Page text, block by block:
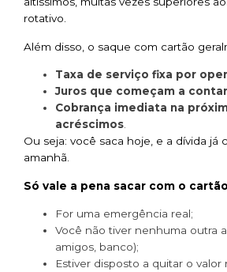
rotativo.
Além disso, o saque com cartão
Taxa de serviço fixa por
Juros que começam a
Cobrança imediata na
acréscimos
Ou seja: você saca hoje, e a dívida já
amanhã.
Só vale a pena sacar com o
For uma emergência real;
Você não tiver nenhuma outra
amigos, banco);
Estiver disposto a quitar o valor